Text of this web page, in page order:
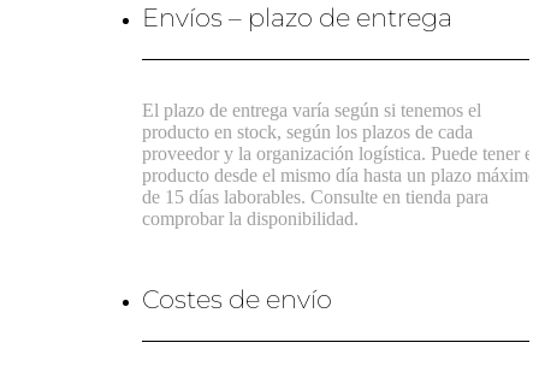
Envíos – plazo de entrega
El plazo de entrega varía según si tenemos el
producto en stock, según los plazos de cada
proveedor y la organización logística. Puede tener el
producto desde el mismo día hasta un plazo máximo
de 15 días laborables. Consulte en tienda para
comprobar la disponibilidad.
Costes de envío